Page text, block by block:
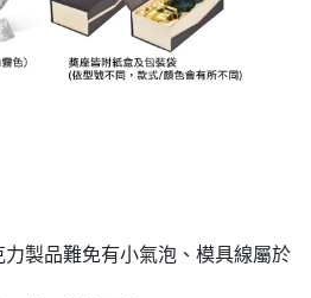
製品難免有小氣泡、模具線屬於